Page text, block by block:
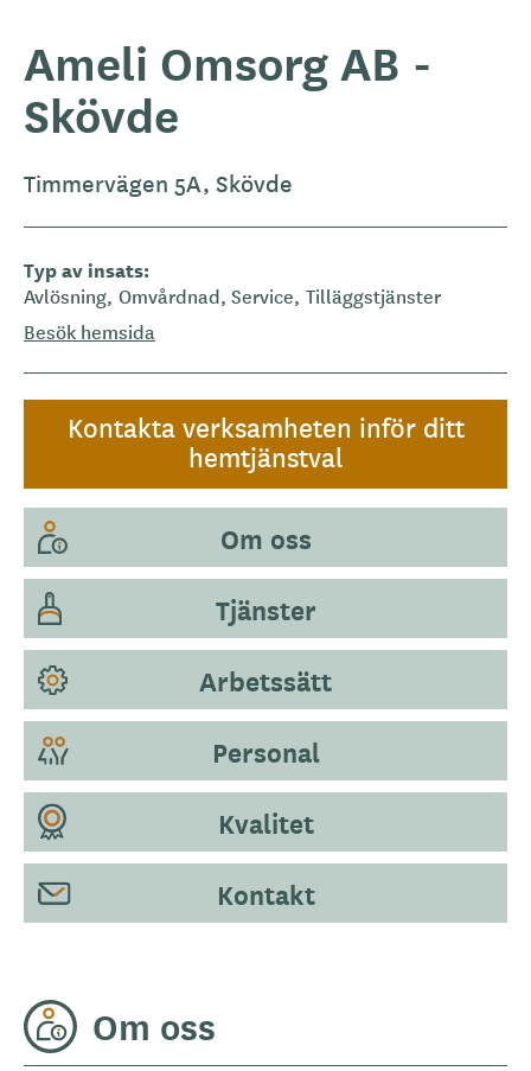
Ameli Omsorg AB -
Skövde
Timmervägen 5A, Skövde
Typ av insats
Avlösning Omvårdnad Service Tilläggstjänster
Besök hemsida
Kontakta verksamheten inför ditt
hemtjänstval
Om oss
Tjänster
Arbetssätt
Personal
Kvalitet
Kontakt
Om oss